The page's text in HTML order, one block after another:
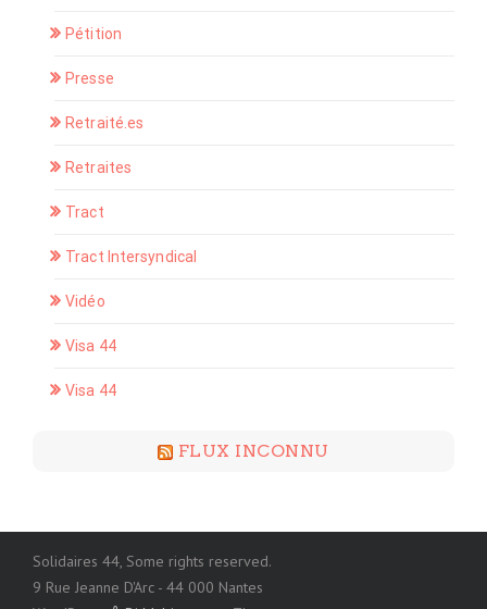
Pétition
Presse
Retraité.es
Retraites
Tract
Tract Intersyndical
Vidéo
Visa 44
Visa 44
FLUX INCONNU
Solidaires 44, Some rights reserved.
9 Rue Jeanne D'Arc - 44 000 Nantes